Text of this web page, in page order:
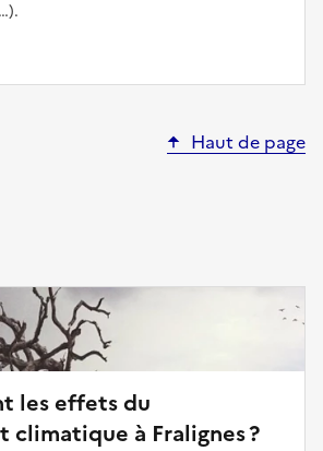
Haut de page
les effets du
climatique à Fralignes ?